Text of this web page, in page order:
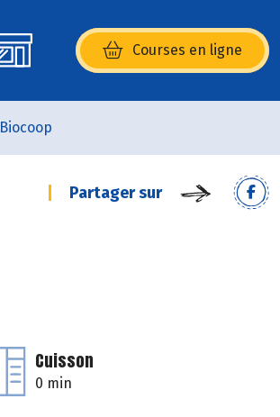
Courses en ligne
(s’ouvre dans une nouvelle
Biocoop
Partager sur
Cuisson
0 min